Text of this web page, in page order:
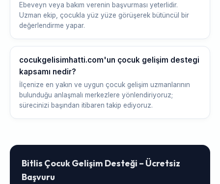
Ebeveyn veya bakım verenin başvurması yeterlidir.
Uzman ekip, çocukla yüz yüze görüşerek bütüncül bir
değerlendirme yapar.
cocukgelisimhatti.com'un çocuk gelişim destegi
kapsamı nedir?
İlçenize en yakın ve uygun çocuk gelişim uzmanlarının
bulunduğu anlaşmalı merkezlere yönlendiriyoruz;
sürecinizi başından itibaren takip ediyoruz.
Bitlis Çocuk Gelişim Desteği – Ücretsiz
Başvuru